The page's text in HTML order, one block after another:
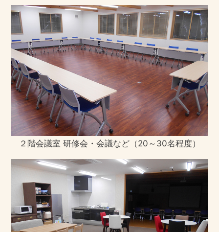
か？
特別養護老人ホームは介護保険料により運
営されているため、所得に応じた月額の施
設利用料が有料老人ホームに比べると低め
に決まっています。一方、有料老人ホーム
は株式会社などの営利企業等による運営が
多く、入居者様が家賃やサービス費用など
の必要経費を全額自己負担して生活するホ
ームです。有料老人ホームの契約は、ホー
ムによって幅広くなっています。
見学はできますか？
はい、できます。事前に連絡をいただけれ
ば、職員立会で見学ができます。ただし、
め、空き室がある場合に限って見学ができ
ます。
家族や友人の来訪に何かの制限はあります
か？
来訪は基本的に自由ですが、面会時間が決
２階会議室 研修会・会議など（20～30名程度）